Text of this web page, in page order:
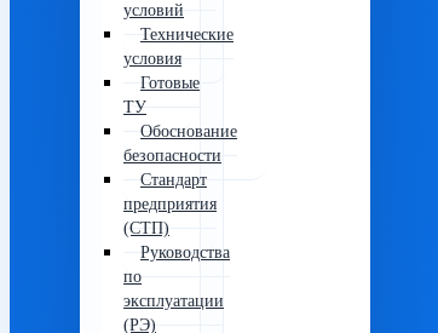
условий
Технические
условия
Готовые
ТУ
Обоснование
безопасности
Стандарт
предприятия
(СТП)
Руководства
по
эксплуатации
(РЭ)